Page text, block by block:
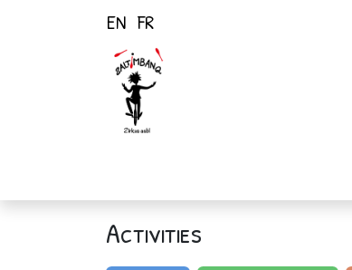
EN FR
Activities